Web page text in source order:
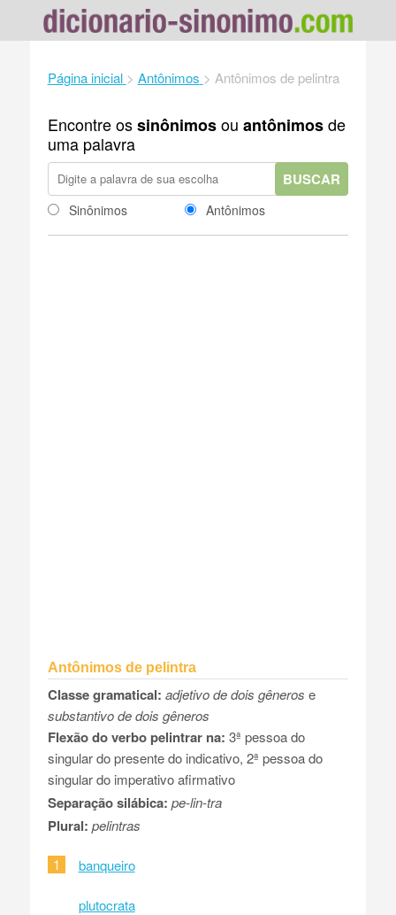
Página inicial > Antônimos > Antônimos de pelintra
Encontre ossinônimosou antônimosde
uma palavra
BUSCAR
Sinônimos Antônimos
Antônimos de pelintra
Classe gramatical: adjetivo de dois gêneros e
substantivo de dois gêneros
Flexão do verbo pelintrar na: 3ª pessoa do
singular do presente do indicativo, 2ª pessoa do
singular do imperativo afirmativo
Separação silábica: pe-lin-tra
Plural: pelintras
1 banqueiro
plutocrata